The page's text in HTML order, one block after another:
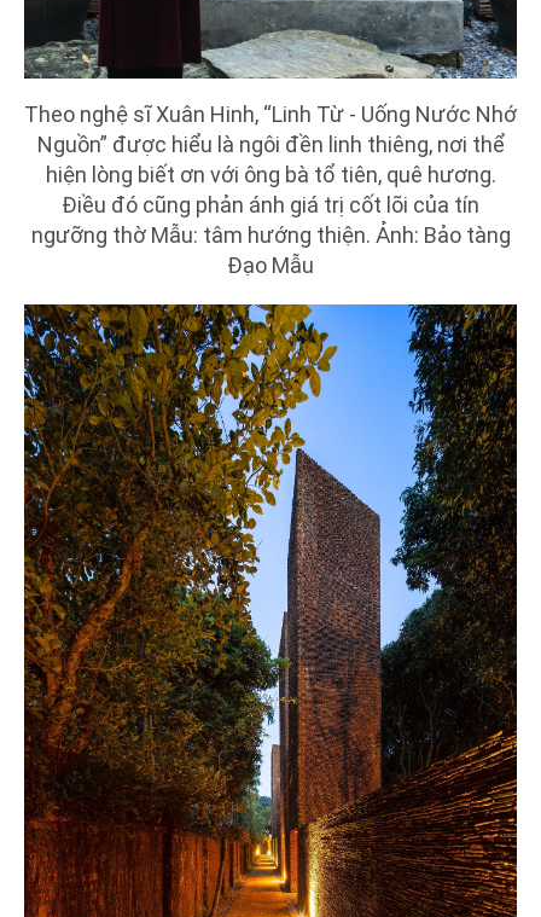
Theo nghệ sĩ Xuân Hinh, “Linh Từ - Uống Nước Nhớ
Nguồn” được hiểu là ngôi đền linh thiêng, nơi thể
hiện lòng biết ơn với ông bà tổ tiên, quê hương.
Điều đó cũng phản ánh giá trị cốt lõi của tín
ngưỡng thờ Mẫu: tâm hướng thiện. Ảnh: Bảo tàng
Đạo Mẫu